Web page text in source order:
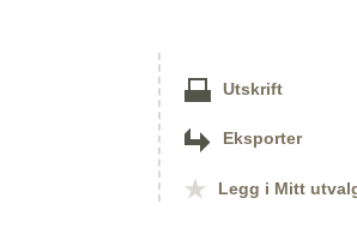
Utskrift
Eksporter
Legg i Mitt